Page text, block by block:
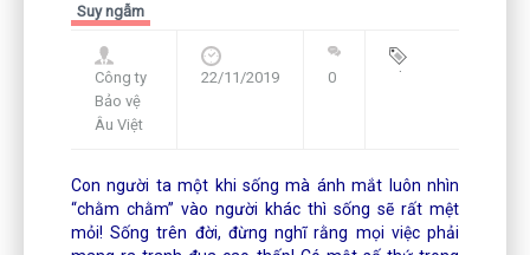
Suy ngẫm
Công ty
Bảo vệ
Âu Việt
22/11/2019 0 Blog
Con người ta một khi sống mà ánh mắt luôn nhìn
“chằm chằm” vào người khác thì sống sẽ rất mệt
mỏi! Sống trên đời, đừng nghĩ rằng mọi việc phải